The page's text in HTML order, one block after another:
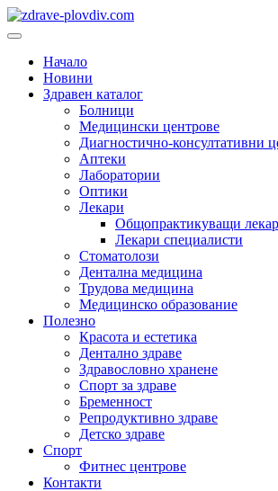
Преминете
към
Основно
Начало
Новини
Здравен каталог
Болници
Медицински центрове
Диагностично-консултативни
Аптеки
Лаборатории
Оптики
Лекари
Общопрактикуващи
Лекари специалисти
Стоматолози
Дентална медицина
Трудова медицина
Медицинско образование
Полезно
Красота и естетика
Дентално здраве
Здравословно хранене
Спорт за здраве
Бременност
Репродуктивно здраве
Детско здраве
Спорт
Фитнес центрове
Контакти